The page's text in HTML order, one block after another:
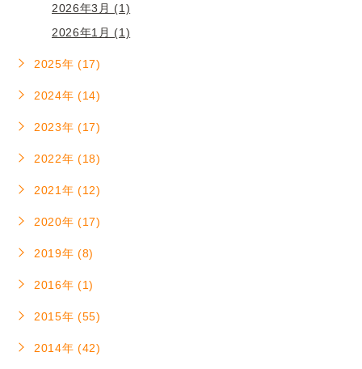
2026年3月 (1)
2026年1月 (1)
2025年 (17)
2024年 (14)
2023年 (17)
2022年 (18)
2021年 (12)
2020年 (17)
2019年 (8)
2016年 (1)
2015年 (55)
2014年 (42)